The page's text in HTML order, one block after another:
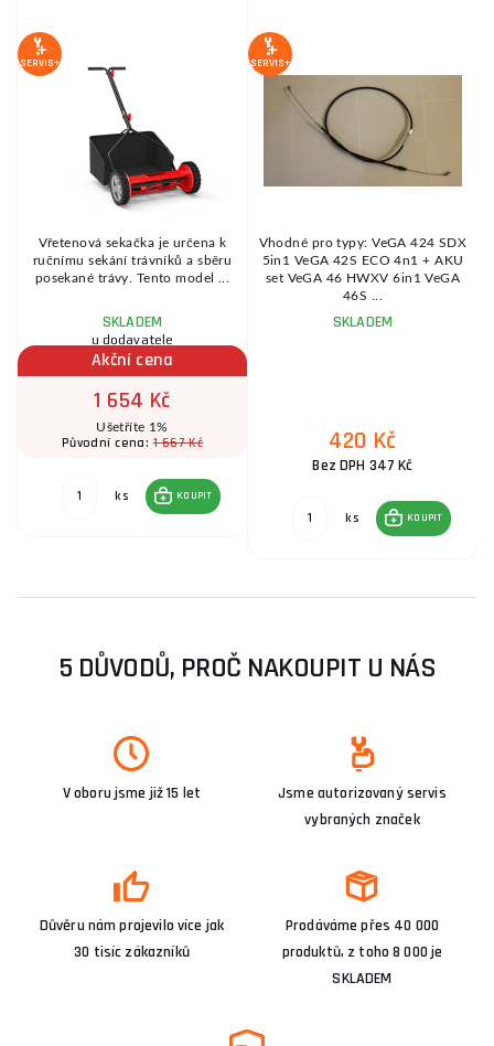
SERVIS+
Vřetenová sekačka je určena k
ručnímu sekání trávníků a sběru
posekané trávy. Tento model ...
SKLADEM
u dodavatele
Akční cena
1 654 Kč
Ušetříte 1%
Původní cena:1 667 Kč
ks KOUPIT
SERVIS+
Vhodné pro typy: VeGA 424 SDX
5in1 VeGA 42S ECO 4n1 + AKU
set VeGA 46 HWXV 6in1 VeGA
46S ...
SKLADEM
420 Kč
Bez DPH 347 Kč
ks KOUPIT
5 DŮVODŮ, PROČ NAKOUPIT U NÁS
V oboru jsme již 15 let
Jsme autorizovaný servis
vybraných značek
Důvěru nám projevilo více jak
30 tisíc zákazníků
Prodáváme přes 40 000
produktů, z toho 8 000 je
SKLADEM